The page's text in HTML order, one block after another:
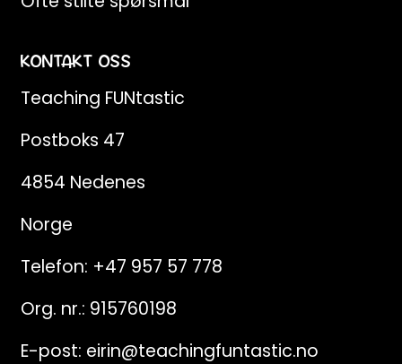
KONTAKT OSS
Teaching FUNtastic
Postboks 47
4854 Nedenes
Norge
Telefon: +47 957 57 778
Org. nr.: 915760198
E-post: eirin@teachingfuntastic.no